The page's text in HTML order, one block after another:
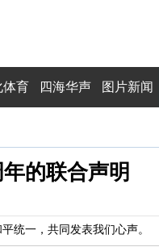
体育 四海华声 图片新闻
的联合声明
统一，共同发表我们心声。